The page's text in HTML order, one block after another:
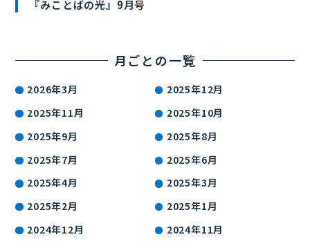
『みことばの光』9月号
月ごとの一覧
2026年3月
2025年12月
2025年11月
2025年10月
2025年9月
2025年8月
2025年7月
2025年6月
2025年4月
2025年3月
2025年2月
2025年1月
2024年12月
2024年11月